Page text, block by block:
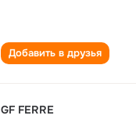
Добавить в друзья
GF FERRE